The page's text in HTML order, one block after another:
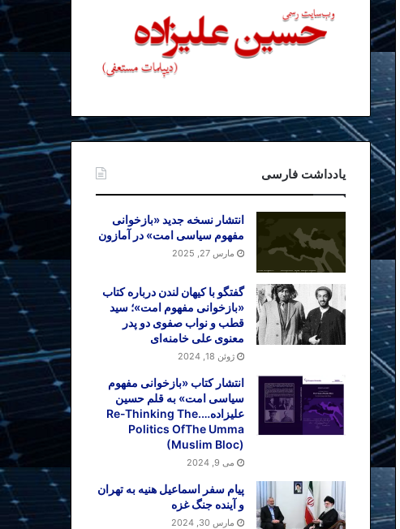
یادداشت فارسی
انتشار نسخه جدید «بازخوانی
مفهوم سیاسی امت» در آمازون
مارس 27, 2025
گفتگو با کیهان لندن درباره کتاب
«بازخوانی مفهوم امت»؛ سید
قطب و نواب صفوی دو پدر
معنوی علی خامنه‌ای
ژوئن 18, 2024
انتشار کتاب «بازخوانی مفهوم
سیاسی امت» به قلم حسین
علیزاده….Re-Thinking The
Politics OfThe Umma
(Muslim Bloc)
می 9, 2024
پیام سفر اسماعیل هنیه به تهران
و آینده جنگ غزه
مارس 30, 2024